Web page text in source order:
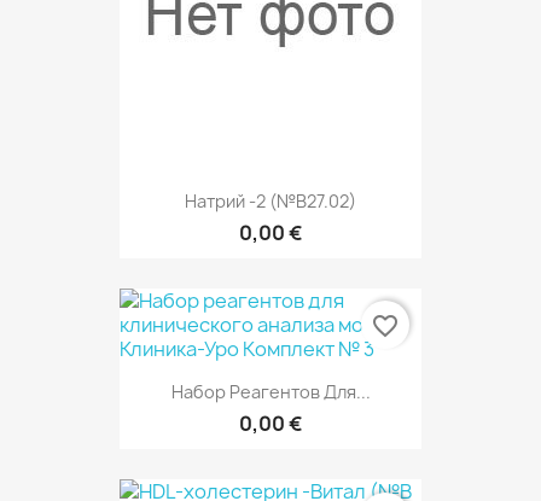
Натрий -2 (№В27.02)
0,00 €
Набор Реагентов Для...
0,00 €
favorite_border